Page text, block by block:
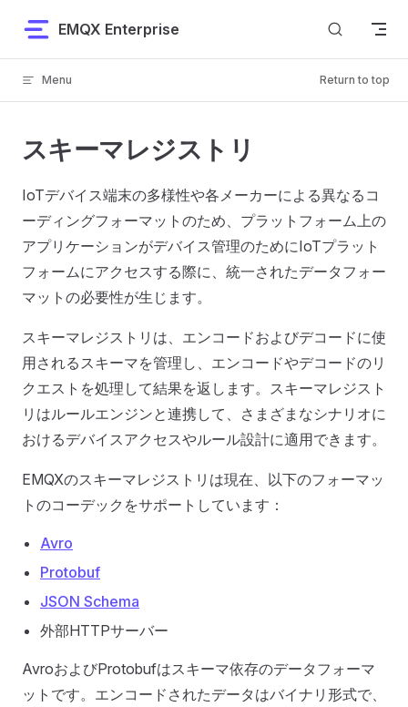
Skip to content
EMQX Enterprise
Menu Return to top
スキーマレジストリ
IoTデバイス端末の多様性や各メーカーによる異なるコ
ーディングフォーマットのため、プラットフォーム上の
アプリケーションがデバイス管理のためにIoTプラット
フォームにアクセスする際に、統一されたデータフォー
マットの必要性が生じます。
スキーマレジストリは、エンコードおよびデコードに使
用されるスキーマを管理し、エンコードやデコードのリ
クエストを処理して結果を返します。スキーマレジスト
リはルールエンジンと連携して、さまざまなシナリオに
おけるデバイスアクセスやルール設計に適用できます。
EMQXのスキーマレジストリは現在、以下のフォーマッ
トのコーデックをサポートしています：
Avro
Protobuf
JSON Schema
外部HTTPサーバー
AvroおよびProtobufはスキーマ依存のデータフォーマ
ットです。エンコードされたデータはバイナリ形式で、